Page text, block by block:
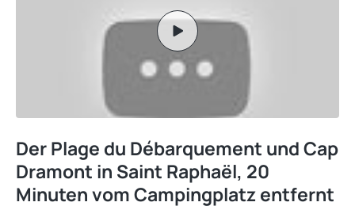
Der Plage du Débarquement und Cap
Dramont in Saint Raphaël, 20
Minuten vom Campingplatz entfernt